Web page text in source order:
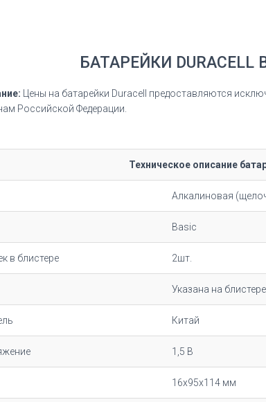
БАТАРЕЙКИ DURACELL
Цены на батарейки Duracell предоставляются
Российской Федерации.
Техническое описание
Алкалиновая
Basic
в блистере 2шт.
Указана на
Китай
1,5 В
16х95х114 мм